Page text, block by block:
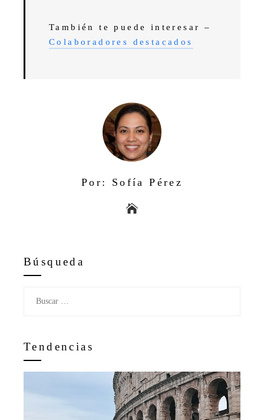
También te puede interesar –
Colaboradores destacados
Por: Sofía Pérez
Búsqueda
Tendencias